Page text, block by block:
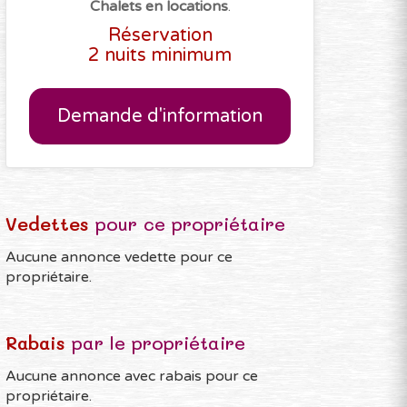
Chalets en locations.
Réservation
2 nuits minimum
Demande d'information
Vedettes pour ce propriétaire
Aucune annonce vedette pour ce
propriétaire.
Rabais par le propriétaire
Aucune annonce avec rabais pour ce
propriétaire.